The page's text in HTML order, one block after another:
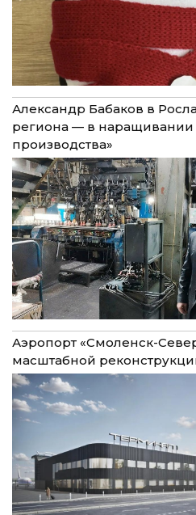
Александр Бабаков в
региона — в наращивании
производства»
Аэропорт «Смоленск-
масштабной